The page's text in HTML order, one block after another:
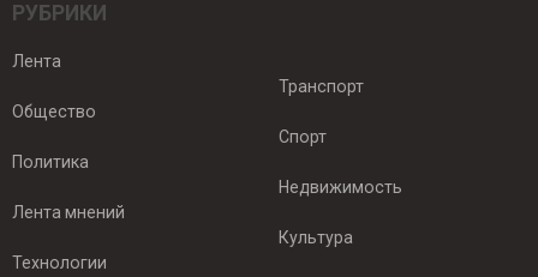
РУБРИКИ
Лента
Общество
Политика
Лента мнений
Технологии
Транспорт
Спорт
Недвижимость
Культура